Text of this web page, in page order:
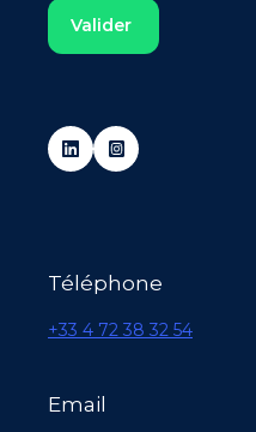
Téléphone
+33 4 72 38 32 54
Email